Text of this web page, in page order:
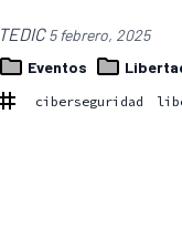
TEDIC5 febrero, 2025
Eventos
ciberseguridad